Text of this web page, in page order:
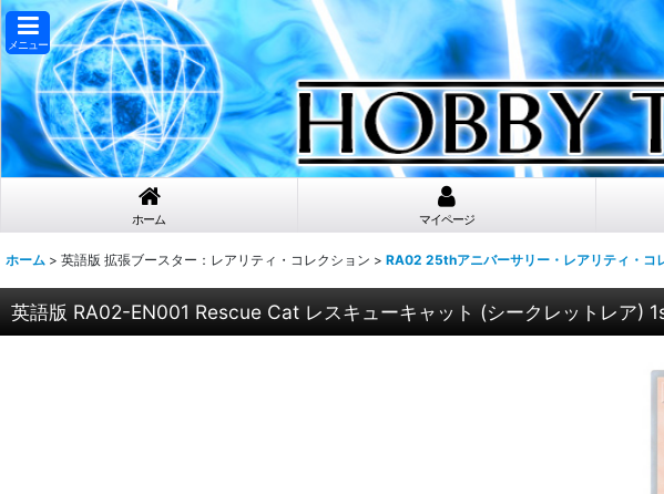
メニュー
ホーム マイページ
ホーム > 英語版 拡張ブースター：レアリティ・コレクション > RA02 25thアニバーサリー・レアリティ・コ
英語版 RA02-EN001 Rescue Cat レスキューキャット (シークレットレア)